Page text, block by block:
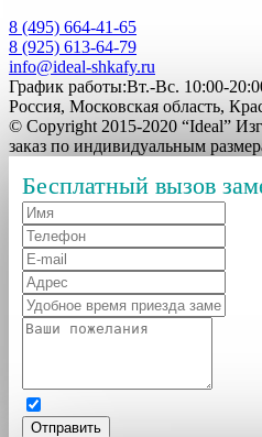
8 (495) 664-41-65
8 (925) 613-64-79
info@ideal-shkafy.ru
График работы:Вт.-Вс. 10:00-
Россия, Московская область,
© Copyright 2015-2020 “Ideal”
заказ по индивидуальным
Бесплатный вызов